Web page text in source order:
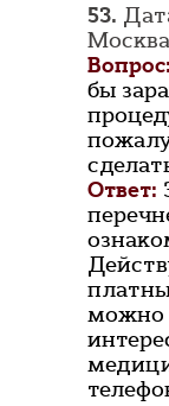
53.
Москва
Вопрос:
бы
Ответ:
можно